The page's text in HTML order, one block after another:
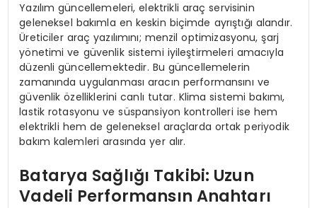
Yazılım güncellemeleri, elektrikli araç servisinin
geleneksel bakımla en keskin biçimde ayrıştığı alandır.
Üreticiler araç yazılımını; menzil optimizasyonu, şarj
yönetimi ve güvenlik sistemi iyileştirmeleri amacıyla
düzenli güncellemektedir. Bu güncellemelerin
zamanında uygulanması aracın performansını ve
güvenlik özelliklerini canlı tutar. Klima sistemi bakımı,
lastik rotasyonu ve süspansiyon kontrolleri ise hem
elektrikli hem de geleneksel araçlarda ortak periyodik
bakım kalemleri arasında yer alır.
Batarya Sağlığı Takibi: Uzun
Vadeli Performansın Anahtarı